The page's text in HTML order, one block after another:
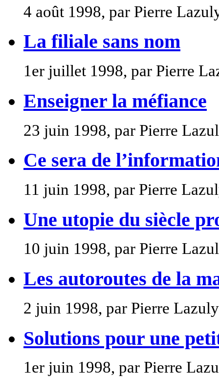
4 août 1998, par Pierre
La filiale sans nom
1er juillet 1998, par Pierre
Enseigner la méfiance
23 juin 1998, par Pierre
Ce sera de
11 juin 1998, par Pierre
Une utopie du siècle
10 juin 1998, par Pierre
Les autoroutes de la
2 juin 1998, par Pierre Lazuly
Solutions pour une
1er juin 1998, par Pierre